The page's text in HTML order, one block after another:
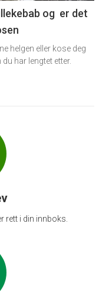
og er det
helgen eller kose deg
har lengtet etter.
rett i din innboks.